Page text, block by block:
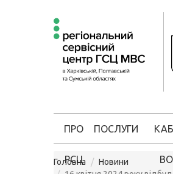
ПРО
РСЦ
ПОСЛУГИ
Головна
Новини